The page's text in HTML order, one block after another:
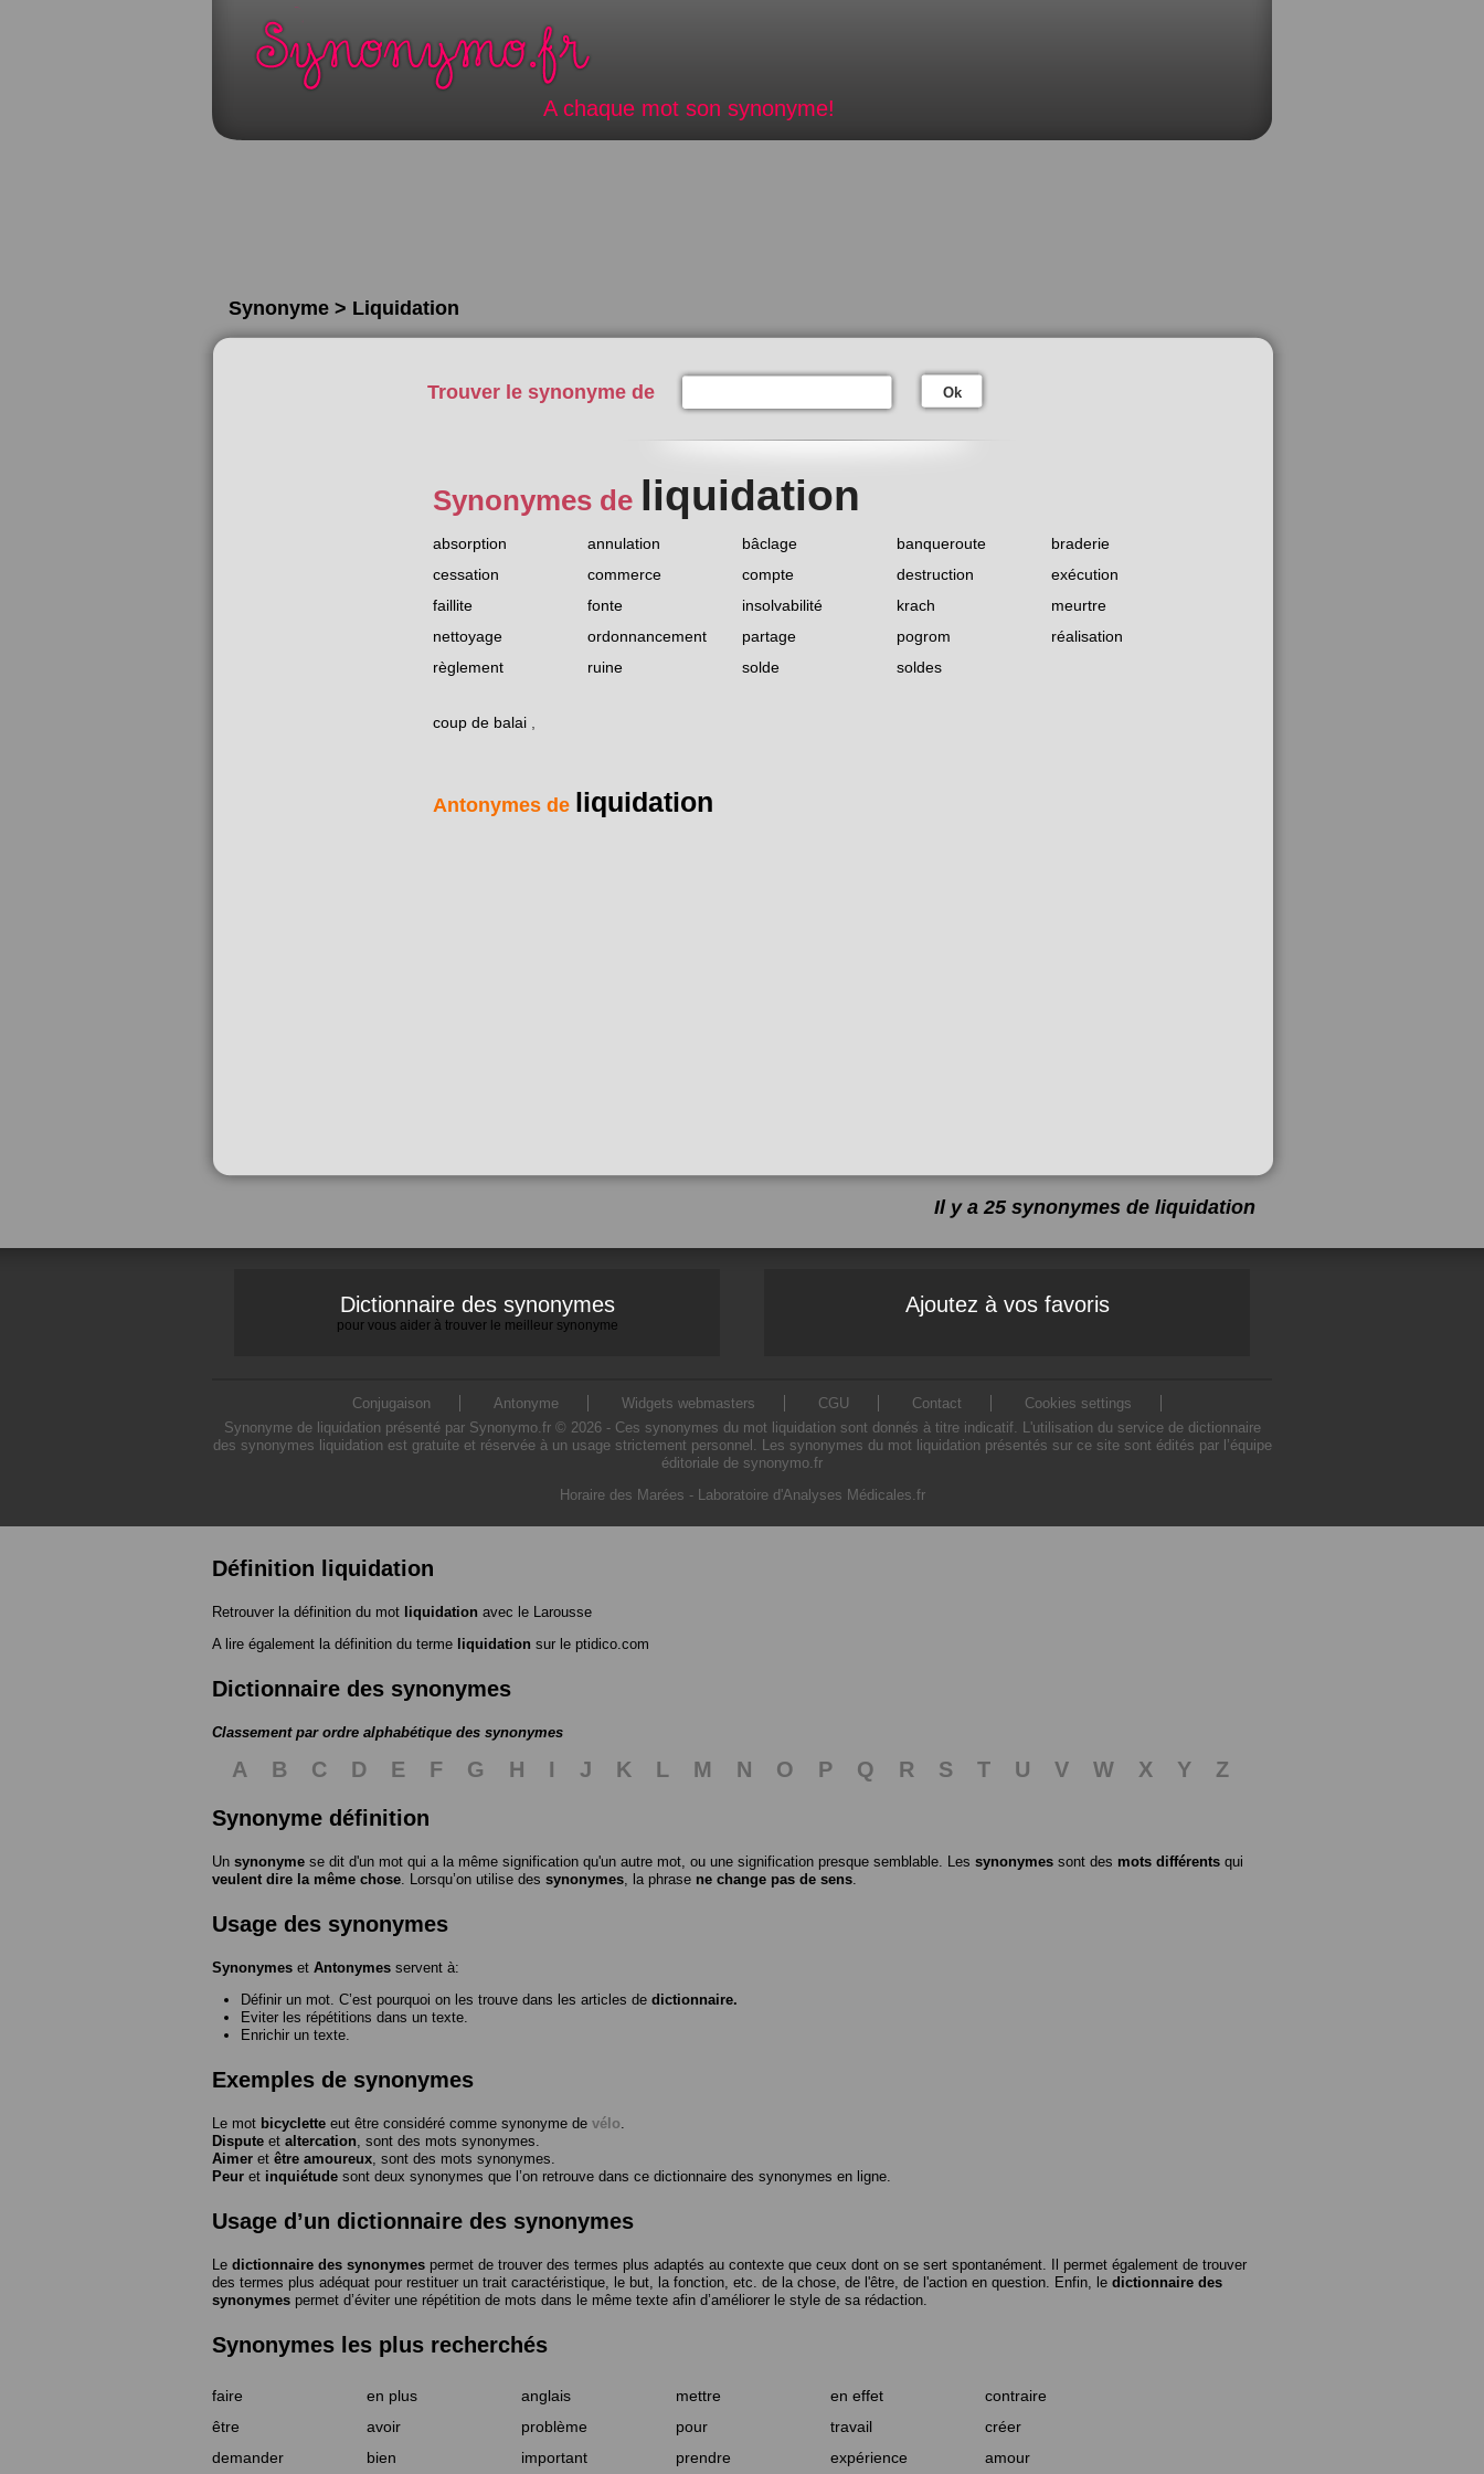
A chaque mot son synonyme!
Synonyme > Liquidation
Trouver le synonyme de Ok
Synonymes de liquidation
absorption annulation bâclage banqueroute
braderie
cessation
commerce compte destruction
exécution
faillite
fonte insolvabilité krach
meurtre
nettoyage
ordonnancement partage pogrom
réalisation
règlement
ruine solde soldes
coup de balai
Antonymes de liquidation
Il y a 25 synonymes de liquidation
Dictionnaire des synonymes
pour vous aider à trouver le meilleur synonyme
Ajoutez à vos favoris
Conjugaison Antonyme Widgets webmasters CGU Contact
Cookies settings
Synonyme de liquidation présenté par Synonymo.fr © 2026 - Ces synonymes du mot liquidation sont donnés à titre indicatif. L'utilisation du service de dictionnaire
des synonymes liquidation est gratuite et réservée à un usage strictement personnel. Les synonymes du mot liquidation présentés sur ce site sont édités par l’équipe
éditoriale de synonymo.fr
Horaire des Marées - Laboratoire d'Analyses Médicales.fr
Définition liquidation
Retrouver la définition du mot liquidation avec le Larousse
A lire également la définition du terme liquidation sur le ptidico.com
Dictionnaire des synonymes
Classement par ordre alphabétique des synonymes
A B C D E F G H I J K L M N O P Q R S T U V W X Y
Z
Synonyme définition
Un synonyme se dit d'un mot qui a la même signification qu'un autre mot, ou une signification presque semblable. Les synonymes sont des mots différents qui
veulent dire la même chose. Lorsqu’on utilise des synonymes, la phrase ne change pas de sens.
Usage des synonymes
Synonymes et Antonymes servent à:
Définir un mot. C’est pourquoi on les trouve dans les articles de dictionnaire.
Eviter les répétitions dans un texte.
Enrichir un texte.
Exemples de synonymes
Le mot bicyclette eut être considéré comme synonyme de vélo.
Dispute et altercation, sont des mots synonymes.
Aimer et être amoureux, sont des mots synonymes.
Peur et inquiétude sont deux synonymes que l’on retrouve dans ce dictionnaire des synonymes en ligne.
Usage d’un dictionnaire des synonymes
Le dictionnaire des synonymes permet de trouver des termes plus adaptés au contexte que ceux dont on se sert spontanément. Il permet également de trouver
des termes plus adéquat pour restituer un trait caractéristique, le but, la fonction, etc. de la chose, de l'être, de l'action en question. Enfin, le dictionnaire des
synonymes permet d’éviter une répétition de mots dans le même texte afin d’améliorer le style de sa rédaction.
Synonymes les plus recherchés
faire en plus anglais mettre en effet
contraire
être
avoir problème pour travail
créer
demander
bien important prendre expérience amour